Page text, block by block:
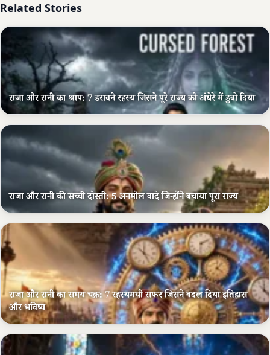
Related Stories
राजा और रानी का श्राप: 7 डरावने रहस्य जिसने पूरे राज्य को अंधेरे में डुबो दिया
राजा और रानी की सच्ची दोस्ती: 5 अनमोल वादे जिन्होंने बचाया पूरा राज्य
राजा और रानी का समय चक्र: 7 रहस्यमयी सफर जिसने बदल दिया इतिहास
और भविष्य